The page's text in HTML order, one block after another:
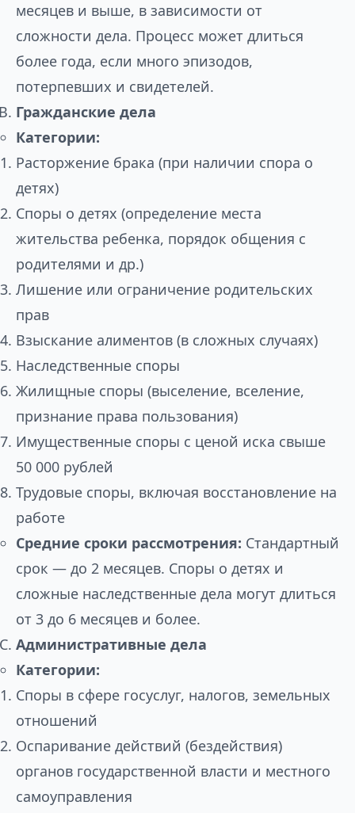
месяцев и выше, в зависимости от
сложности дела. Процесс может длиться
более года, если много эпизодов,
потерпевших и свидетелей.
Гражданские дела
Категории:
Расторжение брака (при наличии спора о
детях)
Споры о детях (определение места
жительства ребенка, порядок общения с
родителями и др.)
Лишение или ограничение родительских
прав
Взыскание алиментов (в сложных случаях)
Наследственные споры
Жилищные споры (выселение, вселение,
признание права пользования)
Имущественные споры с ценой иска свыше
50 000 рублей
Трудовые споры, включая восстановление на
работе
Средние сроки рассмотрения: Стандартный
срок — до 2 месяцев. Споры о детях и
сложные наследственные дела могут длиться
от 3 до 6 месяцев и более.
Административные дела
Категории:
Споры в сфере госуслуг, налогов, земельных
отношений
Оспаривание действий (бездействия)
органов государственной власти и местного
самоуправления